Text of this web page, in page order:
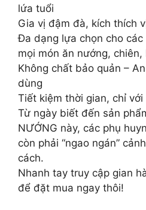
lứa tuổi
Gia vị đậm đà, kích thích
Đa dạng lựa chọn cho
mọi món ăn nướng,
Không chất bảo quản –
dùng
Tiết kiệm thời gian, chỉ
Từ ngày biết đến sản
NƯỚNG này, các phụ
còn phải “ngao ngán”
cách.
Nhanh tay truy cập gian
để đặt mua ngay thôi!